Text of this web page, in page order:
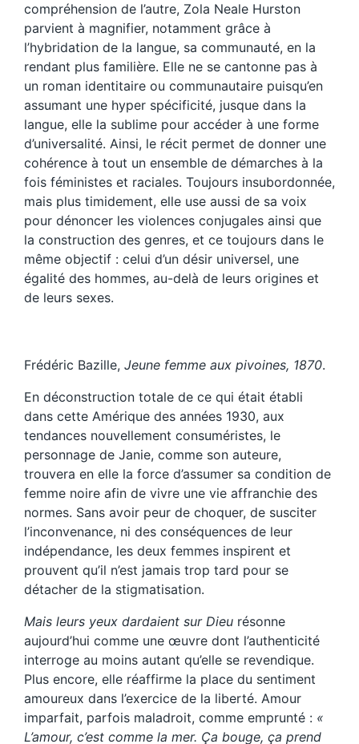
compréhension de l’autre, Zola Neale Hurston
parvient à magnifier, notamment grâce à
l’hybridation de la langue, sa communauté, en la
rendant plus familière. Elle ne se cantonne pas à
un roman identitaire ou communautaire puisqu’en
assumant une hyper spécificité, jusque dans la
langue, elle la sublime pour accéder à une forme
d’universalité. Ainsi, le récit permet de donner une
cohérence à tout un ensemble de démarches à la
fois féministes et raciales. Toujours insubordonnée,
mais plus timidement, elle use aussi de sa voix
pour dénoncer les violences conjugales ainsi que
la construction des genres, et ce toujours dans le
même objectif : celui d’un désir universel, une
égalité des hommes, au-delà de leurs origines et
de leurs sexes.
Frédéric Bazille, Jeune femme aux pivoines, 1870.
En déconstruction totale de ce qui était établi
dans cette Amérique des années 1930, aux
tendances nouvellement consuméristes, le
personnage de Janie, comme son auteure,
trouvera en elle la force d’assumer sa condition de
femme noire afin de vivre une vie affranchie des
normes. Sans avoir peur de choquer, de susciter
l’inconvenance, ni des conséquences de leur
indépendance, les deux femmes inspirent et
prouvent qu’il n’est jamais trop tard pour se
détacher de la stigmatisation.
Mais leurs yeux dardaient sur Dieu résonne
aujourd’hui comme une œuvre dont l’authenticité
interroge au moins autant qu’elle se revendique.
Plus encore, elle réaffirme la place du sentiment
amoureux dans l’exercice de la liberté. Amour
imparfait, parfois maladroit, comme emprunté : «
L’amour, c’est comme la mer. Ça bouge, ça prend